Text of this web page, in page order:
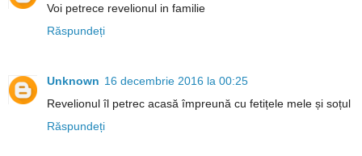
Voi petrece revelionul in familie
Răspundeți
Unknown 16 decembrie 2016 la 00:25
Revelionul îl petrec acasă împreună cu fetițele mele și soțul
Răspundeți